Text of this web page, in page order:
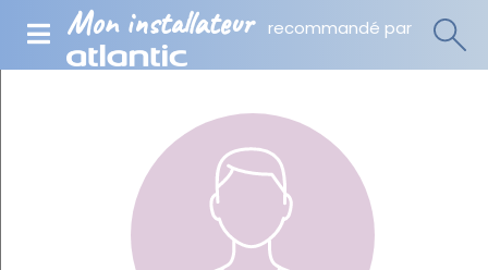
Mon installateur recommandé par